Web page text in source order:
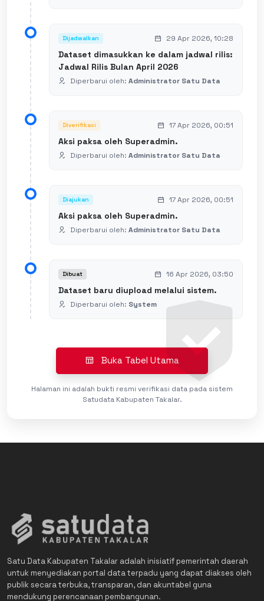
Dijadwalkan 29 Apr 2026, 10:28
Dataset dimasukkan ke dalam jadwal rilis:
Jadwal Rilis Bulan April 2026
Diperbarui oleh: Administrator Satu Data
Diverifikasi 17 Apr 2026, 00:51
Aksi paksa oleh Superadmin.
Diperbarui oleh: Administrator Satu Data
Diajukan 17 Apr 2026, 00:51
Aksi paksa oleh Superadmin.
Diperbarui oleh: Administrator Satu Data
Dibuat 16 Apr 2026, 03:50
Dataset baru diupload melalui sistem.
Diperbarui oleh: System
Buka Tabel Utama
Halaman ini adalah bukti resmi verifikasi data pada sistem
Satudata Kabupaten Takalar.
Satu Data Kabupaten Takalar adalah inisiatif pemerintah daerah
untuk menyediakan portal data terpadu yang dapat diakses oleh
publik secara terbuka, transparan, dan akuntabel guna
mendukung perencanaan pembangunan.